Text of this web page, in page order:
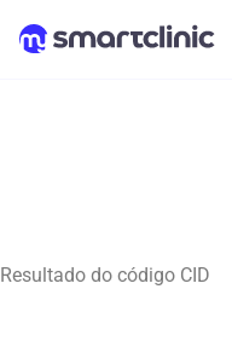
Resultado do código CID